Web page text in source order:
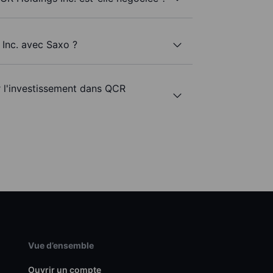
avec Saxo ?
dans QCR
Vue d’ensemble
Ouvrir un compte